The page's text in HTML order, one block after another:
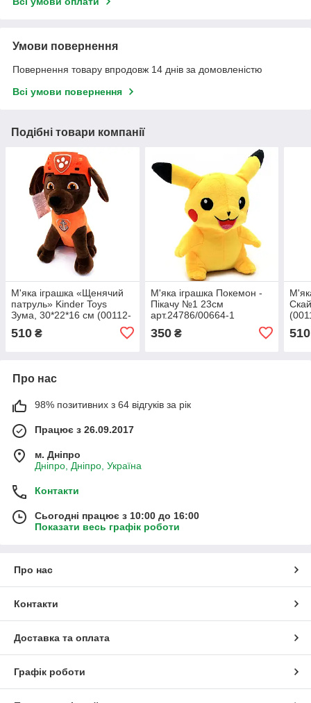
Умови повернення
Повернення товару впродовж 14 днів за домовленістю
Всі умови повернення
Подібні товари компанії
М'яка іграшка «Щенячий
патруль» Kinder Toys
Зума, 30*22*16 см (00112-
510 ₴
М'яка іграшка Покемон -
Пікачу №1 23см
арт.24786/00664-1
350₴ 510
Про нас
98% позитивних з 64 відгуків за рік
Працює з 26.09.2017
м. Дніпро
Дніпро, Дніпро, Україна
Контакти
Сьогодні працює з 10:00 до 16:00
Показати весь графік роботи
Про нас
Контакти
Доставка та оплата
Графік роботи